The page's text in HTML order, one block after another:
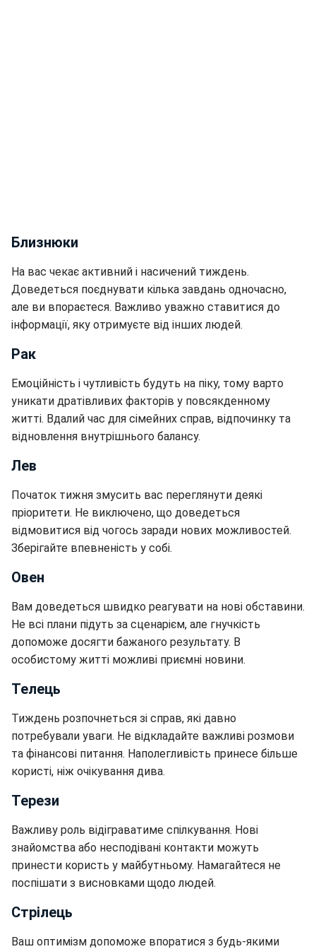
Близнюки
На вас чекає активний і насичений тиждень.
Доведеться поєднувати кілька завдань одночасно,
але ви впораєтеся. Важливо уважно ставитися до
інформації, яку отримуєте від інших людей.
Рак
Емоційність і чутливість будуть на піку, тому варто
уникати дратівливих факторів у повсякденному
житті. Вдалий час для сімейних справ, відпочинку та
відновлення внутрішнього балансу.
Лев
Початок тижня змусить вас переглянути деякі
пріоритети. Не виключено, що доведеться
відмовитися від чогось заради нових можливостей.
Зберігайте впевненість у собі.
Овен
Вам доведеться швидко реагувати на нові обставини.
Не всі плани підуть за сценарієм, але гнучкість
допоможе досягти бажаного результату. В
особистому житті можливі приємні новини.
Телець
Тиждень розпочнеться зі справ, які давно
потребували уваги. Не відкладайте важливі розмови
та фінансові питання. Наполегливість принесе більше
користі, ніж очікування дива.
Терези
Важливу роль відіграватиме спілкування. Нові
знайомства або несподівані контакти можуть
принести користь у майбутньому. Намагайтеся не
поспішати з висновками щодо людей.
Стрілець
Ваш оптимізм допоможе впоратися з будь-якими